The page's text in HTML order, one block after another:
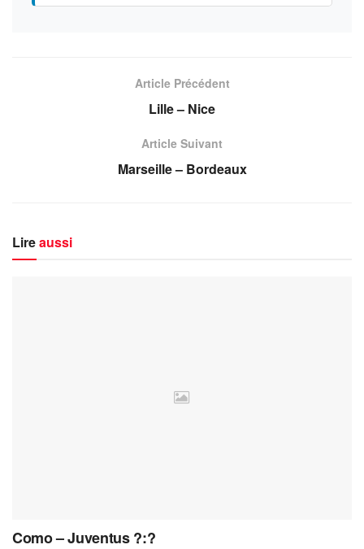
Article Précédent
Lille – Nice
Article Suivant
Marseille – Bordeaux
Lireaussi
Como – Juventus ?:?